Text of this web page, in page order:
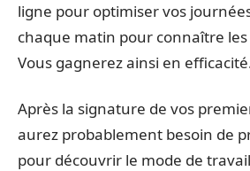
ligne pour optimiser vos
chaque matin pour connaître les
Vous gagnerez ainsi en
Après la signature de vos
aurez probablement besoin de
pour découvrir le mode de